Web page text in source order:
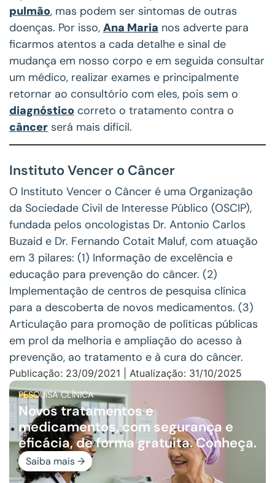
pulmão, mas podem ser sintomas de outras
doenças. Por isso, Ana Maria nos adverte para
ficarmos atentos a cada detalhe e sinal de
mudança em nosso corpo e em seguida consultar
um médico, realizar exames e principalmente
retornar ao consultório com eles, pois sem o
diagnóstico correto o tratamento contra o
câncer será mais difícil.
Instituto Vencer o Câncer
O Instituto Vencer o Câncer é uma Organização
da Sociedade Civil de Interesse Público (OSCIP),
fundada pelos oncologistas Dr. Antonio Carlos
Buzaid e Dr. Fernando Cotait Maluf, com atuação
em 3 pilares: (1) Informação de excelência e
educação para prevenção do câncer. (2)
Implementação de centros de pesquisa clínica
para a descoberta de novos medicamentos. (3)
Articulação para promoção de políticas públicas
em prol da melhoria e ampliação do acesso à
prevenção, ao tratamento e à cura do câncer.
Publicação: 23/09/2021 | Atualização: 31/10/2025
PESQUISA CLÍNICA
Novos tratamentos e
medicamentos, com segurança e
eficácia, de forma gratuita. Conheça.
Saiba mais →